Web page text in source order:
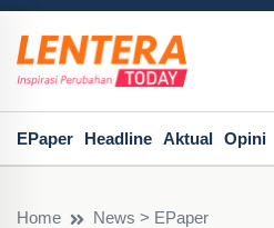
EPaper Headline Aktual Opini
Home
News > EPaper